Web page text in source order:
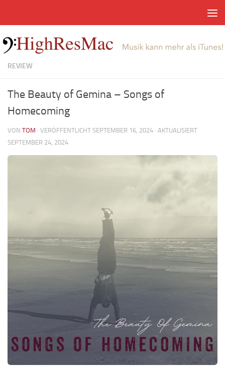
REVIEW
The Beauty of Gemina – Songs of
Homecoming
VON TOM · VERÖFFENTLICHT SEPTEMBER 16, 2024 · AKTUALISIERT
SEPTEMBER 24, 2024